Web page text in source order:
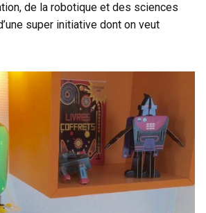
de la robotique et des sciences
super initiative dont on veut